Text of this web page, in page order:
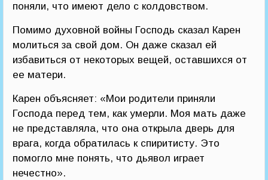
поняли, что имеют дело с колдовством.
Помимо духовной войны Господь сказал Карен
молиться за свой дом. Он даже сказал ей
избавиться от некоторых вещей, оставшихся от
ее матери.
Карен объясняет: «Мои родители приняли
Господа перед тем, как умерли. Моя мать даже
не представляла, что она открыла дверь для
врага, когда обратилась к спиритисту. Это
помогло мне понять, что дьявол играет
нечестно».